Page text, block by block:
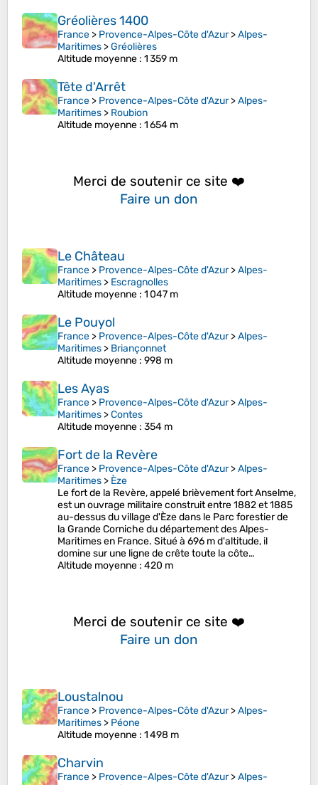
Gréolières 1400
France > Provence-Alpes-Côte d'Azur>Alpes-
Maritimes >Gréolières
Altitude moyenne : 1 359 m
Tête d'Arrêt
France > Provence-Alpes-Côte d'Azur>Alpes-
Maritimes > Roubion
Altitude moyenne : 1 654 m
Merci de soutenir ce site ❤️
Faire un don
Le Château
France > Provence-Alpes-Côte d'Azur>Alpes-
Maritimes > Escragnolles
Altitude moyenne : 1 047 m
Le Pouyol
France > Provence-Alpes-Côte d'Azur>Alpes-
Maritimes > Briançonnet
Altitude moyenne : 998 m
Les Ayas
France > Provence-Alpes-Côte d'Azur>Alpes-
Maritimes >Contes
Altitude moyenne : 354 m
Fort de la Revère
France > Provence-Alpes-Côte d'Azur>Alpes-
Maritimes > Èze
Le fort de la Revère, appelé brièvement fort Anselme,
est un ouvrage militaire construit entre 1882 et 1885
au-dessus du village d'Èze dans le Parc forestier de
la Grande Corniche du département des Alpes-
Maritimes en France. Situé à 696 m d'altitude, il
domine sur une ligne de crête toute la côte…
Altitude moyenne : 420 m
Merci de soutenir ce site ❤️
Faire un don
Loustalnou
France > Provence-Alpes-Côte d'Azur>Alpes-
Maritimes > Péone
Altitude moyenne : 1 498 m
Charvin
France > Provence-Alpes-Côte d'Azur>Alpes-